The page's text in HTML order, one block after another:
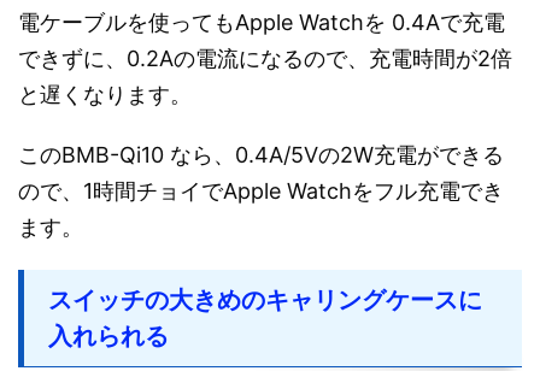
電ケーブルを使ってもApple Watchを 0.4Aで充電
できずに、0.2Aの電流になるので、充電時間が2倍
と遅くなります。
このBMB-Qi10 なら、0.4A/5Vの2W充電ができる
ので、1時間チョイでApple Watchをフル充電でき
ます。
スイッチの大きめのキャリングケースに
入れられる